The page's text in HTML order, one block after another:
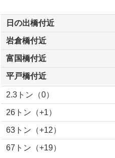
日の出橋付近
岩倉橋付近
富国橋付近
平戸橋付近
2.3トン（0）
26トン（+1）
63トン（+12）
67トン（+19）